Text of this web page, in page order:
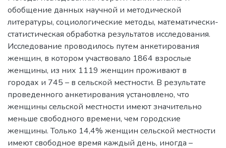
обобщение данных научной и методической
литературы, социологические методы, математически-
статистическая обработка результатов исследования.
Исследование проводилось путем анкетирования
женщин, в котором участвовало 1864 взрослые
женщины, из них 1119 женщин проживают в
городах и 745 – в сельской местности. В результате
проведенного анкетирования установлено, что
женщины сельской местности имеют значительно
меньше свободного времени, чем городские
женщины. Только 14,4% женщин сельской местности
имеют свободное время каждый день, иногда –